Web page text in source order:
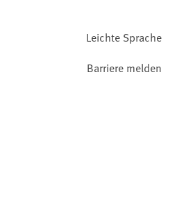
Leichte Sprache
Barriere melden